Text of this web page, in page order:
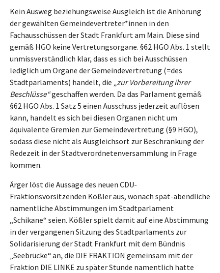
Kein Ausweg beziehungsweise Ausgleich ist die Anhörung
der gewählten Gemeindevertreter*innen in den
Fachausschüssen der Stadt Frankfurt am Main. Diese sind
gemäß HGO keine Vertretungsorgane. §62 HGO Abs. 1 stellt
unmissverständlich klar, dass es sich bei Ausschüssen
lediglich um Organe der Gemeindevertretung (=des
Stadtparlaments) handelt, die „ zur Vorbereitung ihrer
Beschlüsse“geschaffen werden. Da das Parlament gemäß
§62 HGO Abs. 1 Satz 5 einen Ausschuss jederzeit auflösen
kann, handelt es sich bei diesen Organen nicht um
äquivalente Gremien zur Gemeindevertretung (§9 HGO),
sodass diese nicht als Ausgleichsort zur Beschränkung der
Redezeit in der Stadtverordnetenversammlung in Frage
kommen.
Ärger löst die Aussage des neuen CDU-
Fraktionsvorsitzenden Kößler aus, wonach spät-abendliche
namentliche Abstimmungen im Stadtparlament
„Schikane“ seien. Kößler spielt damit auf eine Abstimmung
in der vergangenen Sitzung des Stadtparlaments zur
Solidarisierung der Stadt Frankfurt mit dem Bündnis
„Seebrücke“ an, die DIE FRAKTION gemeinsam mit der
Fraktion DIE LINKE zu später Stunde namentlich hatte